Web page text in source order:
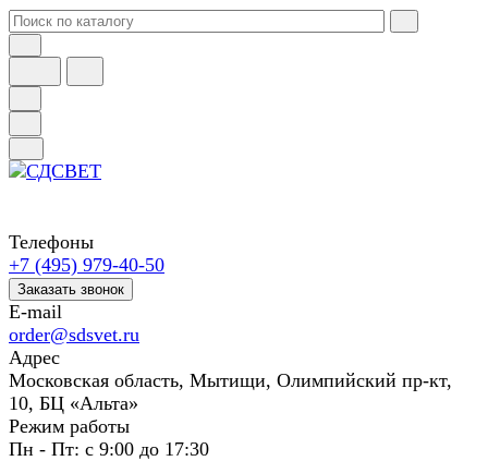
Телефоны
+7 (495) 979-40-50
Заказать звонок
E-mail
order@sdsvet.ru
Адрес
Московская область, Мытищи, Олимпийский пр-кт,
10, БЦ «Альта»
Режим работы
Пн - Пт: с 9:00 до 17:30